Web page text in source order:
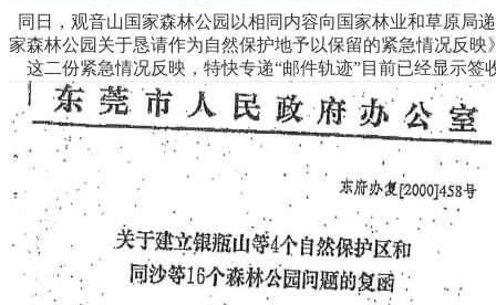
同日，观音山国家森林公园以相同内容向国家林业和草原局
家森林公园关于恳请作为自然保护地予以保留的紧急情况反映
这二份紧急情况反映，特快专递“邮件轨迹”目前已经显示签